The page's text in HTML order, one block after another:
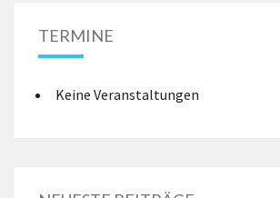
TERMINE
Keine Veranstaltungen